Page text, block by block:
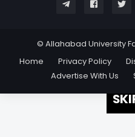
© Allahabad University
Home
Privacy Policy
Advertise With Us